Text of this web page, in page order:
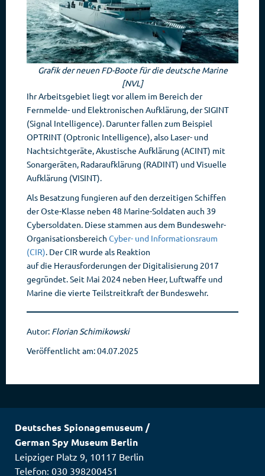
Grafik der neuen FD-Boote für die deutsche Marine
[NVL]
Ihr Arbeitsgebiet liegt vor allem im Bereich der
Fernmelde- und Elektronischen Aufklärung, der SIGINT
(Signal Intelligence). Darunter fallen zum Beispiel
OPTRINT (Optronic Intelligence), also Laser- und
Nachtsichtgeräte, Akustische Aufklärung (ACINT) mit
Sonargeräten, Radaraufklärung (RADINT) und Visuelle
Aufklärung (VISINT).
Als Besatzung fungieren auf den derzeitigen Schiffen
der Oste-Klasse neben 48 Marine-Soldaten auch 39
Cybersoldaten. Diese stammen aus dem Bundeswehr-
Organisationsbereich Cyber- und Informationsraum
(CIR). Der CIR wurde als Reaktion
auf die Herausforderungen der Digitalisierung 2017
gegründet. Seit Mai 2024 neben Heer, Luftwaffe und
Marine die vierte Teilstreitkraft der Bundeswehr.
Autor: Florian Schimikowski
Veröffentlicht am: 04.07.2025
Deutsches Spionagemuseum /
German Spy Museum Berlin
Leipziger Platz 9, 10117 Berlin
Telefon: 030 398200451